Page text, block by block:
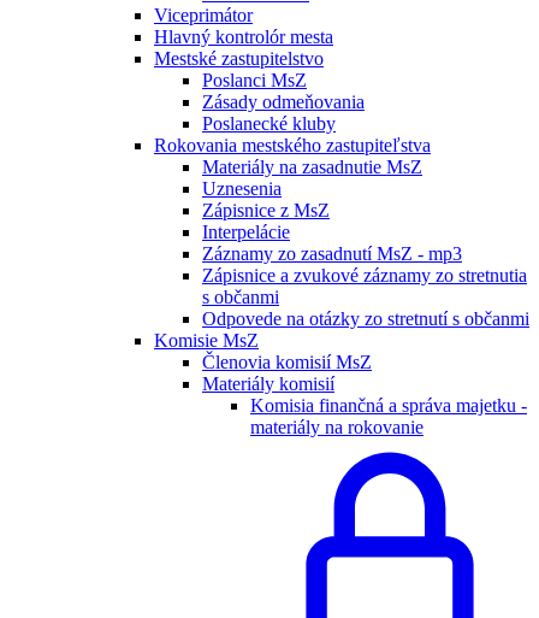
Viceprimátor
Hlavný kontrolór mesta
Mestské zastupitelstvo
Poslanci MsZ
Zásady odmeňovania
Poslanecké kluby
Rokovania mestského zastupiteľstva
Materiály na zasadnutie MsZ
Uznesenia
Zápisnice z MsZ
Interpelácie
Záznamy zo zasadnutí MsZ - mp3
Zápisnice a zvukové záznamy zo stretnutia
s občanmi
Odpovede na otázky zo stretnutí s občanmi
Komisie MsZ
Členovia komisií MsZ
Materiály komisií
Komisia finančná a správa majetku -
materiály na rokovanie